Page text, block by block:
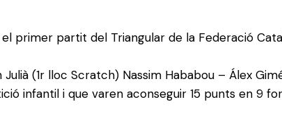
primer partit del Triangular de la Federació
Julià (1r lloc Scratch) Nassim Hababou – Álex
infantil i que varen aconseguir 15 punts en 9